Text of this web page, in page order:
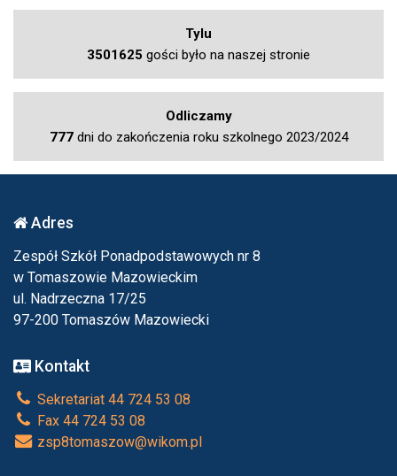
Tylu
3501625 gości było na naszej stronie
Odliczamy
777dni do zakończenia roku szkolnego 2023/2024
Adres
Zespół Szkół Ponadpodstawowych nr 8
w Tomaszowie Mazowieckim
ul. Nadrzeczna 17/25
97-200 Tomaszów Mazowiecki
Kontakt
Sekretariat 44 724 53 08
Fax 44 724 53 08
zsp8tomaszow@wikom.pl